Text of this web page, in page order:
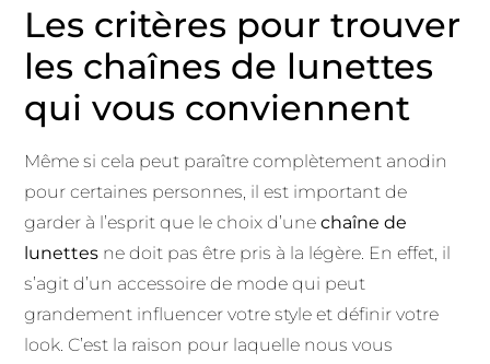
Les critères pour trouver
les chaînes de lunettes
qui vous conviennent
Même si cela peut paraître complètement anodin
pour certaines personnes, il est important de
garder à l’esprit que le choix d’unechaîne de
lunettes ne doit pas être pris à la légère. En effet, il
s’agit d’un accessoire de mode qui peut
grandement influencer votre style et définir votre
look. C’est la raison pour laquelle nous vous